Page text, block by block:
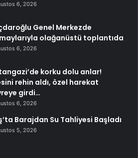
6, 2026
Genel Merkezde
olağanüstü toplantıda
6, 2026
korku dolu anlar!
rehin aldı, özel harekat
girdi…
6, 2026
Barajdan Su Tahliyesi Başladı
5, 2026